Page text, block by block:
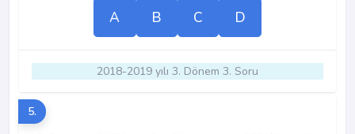
A B C D
2018-2019 yılı 3. Dönem 3. Soru
5.